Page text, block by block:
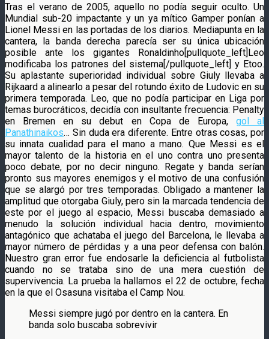
Tras el verano de 2005, aquello no podía seguir oculto. Un
Mundial sub-20 impactante y un ya mítico Gamper ponían a
Lionel Messi en las portadas de los diarios. Mediapunta en la
cantera, la banda derecha parecía ser su única ubicación
posible ante los gigantes Ronaldinho[pullquote_left]Leo
modificaba los patrones del sistema[/pullquote_left] y Etoo.
Su aplastante superioridad individual sobre Giuly llevaba a
Rijkaard a alinearlo a pesar del rotundo éxito de Ludovic en su
primera temporada. Leo, que no podía participar en Liga por
temas burocráticos, decidía con insultante frecuencia: Penalty
en Bremen en su debut en Copa de Europa, gol al
Panathinaikos… Sin duda era diferente. Entre otras cosas, por
su innata cualidad para el mano a mano. Que Messi es el
mayor talento de la historia en el uno contra uno presenta
poco debate, por no decir ninguno. Regate y banda serían
pronto sus mayores enemigos y el motivo de una confusión
que se alargó por tres temporadas. Obligado a mantener la
amplitud que otorgaba Giuly, pero sin la marcada tendencia de
este por el juego al espacio, Messi buscaba demasiado a
menudo la solución individual hacia dentro, movimiento
antagónico que achataba el juego del Barcelona, le llevaba a
mayor número de pérdidas y a una peor defensa con balón.
Nuestro gran error fue endosarle la deficiencia al futbolista
cuando no se trataba sino de una mera cuestión de
supervivencia. La prueba la hallamos el 22 de octubre, fecha
en la que el Osasuna visitaba el Camp Nou.
Messi siempre jugó por dentro en la cantera. En
banda solo buscaba sobrevivir